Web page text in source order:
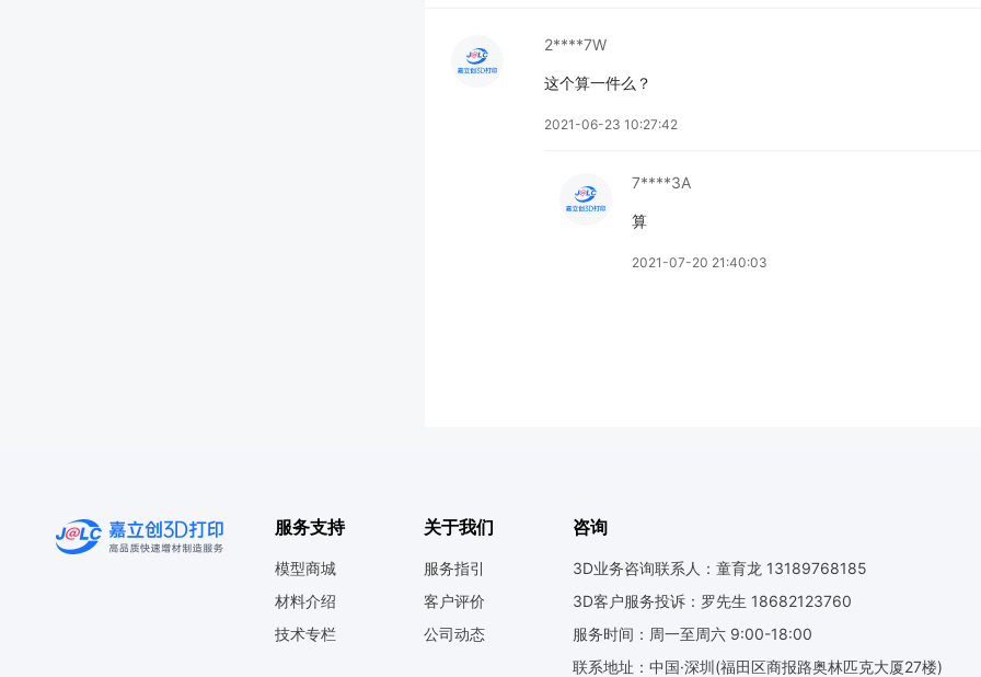
2****7W
这个算一件么？
2021-06-23 10:27:42
7****3A
算
2021-07-20 21:40:03
服务支持
模型商城
材料介绍
技术专栏
关于我们
服务指引
客户评价
公司动态
咨询
3D业务咨询联系人：童育龙 13189768185
3D客户服务投诉：罗先生 18682123760
服务时间：周一至周六 9:00-18:00
联系地址：中国·深圳(福田区商报路奥林匹克大厦27楼)